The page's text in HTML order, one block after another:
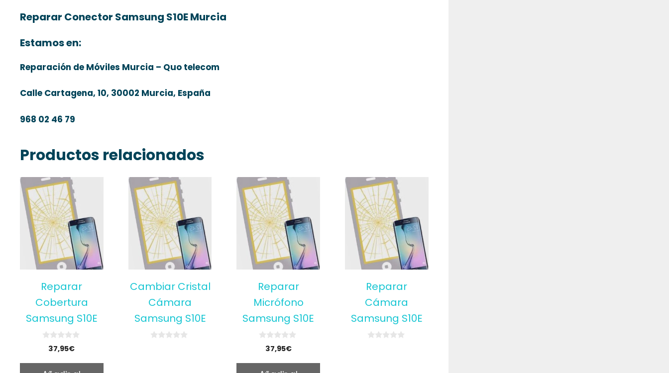
Reparar Conector Samsung S10E Murcia
Estamos en:
Reparación de Móviles Murcia – Quo telecom
Calle Cartagena, 10, 30002 Murcia, España
968 02 46 79
Productos relacionados
Reparar
Cobertura
Samsung S10E
37,95€
Cambiar Cristal
Cámara
Samsung S10E
Reparar
Micrófono
Samsung S10E
37,95€
Reparar
Cámara
Samsung S10E